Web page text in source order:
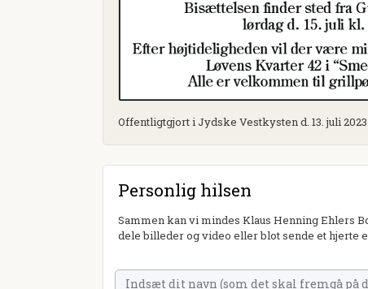
Offentligtgjort i Jydske Vestkysten d. 13. juli 2023
Personlig hilsen
Sammen kan vi mindes Klaus Henning Ehlers
dele billeder og video eller blot sende et hjerte